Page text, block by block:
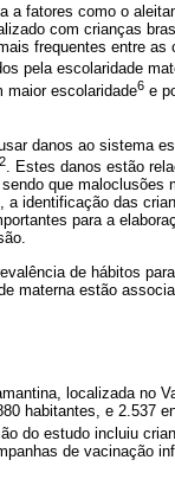
a fatores como o
com crianças
frequentes entre
pela escolaridade
maior escolaridade6 e
danos ao sistema
. Estes danos estão
que
identificação das
para a
de hábitos
materna estão
localizada no
habitantes, e 2.537
do estudo incluiu
de vacinação